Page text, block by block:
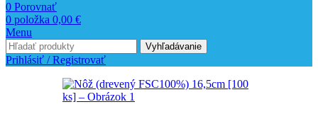
0 Porovnať
0 položka 0,00 €
Menu
Vyhľadávanie
Prihlásiť / Registrovať